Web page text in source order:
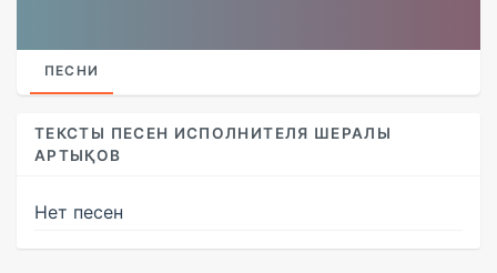
ПЕСНИ
ТЕКСТЫ ПЕСЕН ИСПОЛНИТЕЛЯ ШЕРАЛЫ
АРТЫҚОВ
Нет песен